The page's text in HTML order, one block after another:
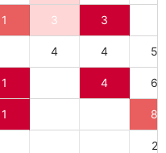
1 3 3
4 4 5
1 4 6
1 8
2